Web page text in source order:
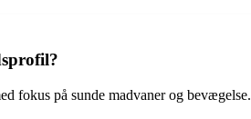
fokus på sunde madvaner og bevægelse.